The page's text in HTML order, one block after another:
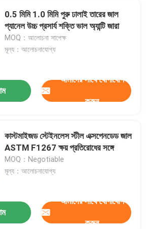
0.5 মিমি 1.0 মিমি পুরু ঢালাই তারের জাল
প্যানেল উচ্চ প্রসার্য শক্তি ভাল অ্যান্টি জারা
MOQ：আলোচনা সাপেক্ষ
মূল্য：আলোচনাযোগ্য
আমাদের সাথে যোগাযোগ
করুন
কাস্টমাইজড স্টেইনলেস স্টীল এক্সপেনডেড জাল
ASTM F1267 ক্ষয় প্রতিরোধের সঙ্গে
MOQ：Negotiable
মূল্য：আলোচনাযোগ্য
আমাদের সাথে যোগাযোগ
করুন